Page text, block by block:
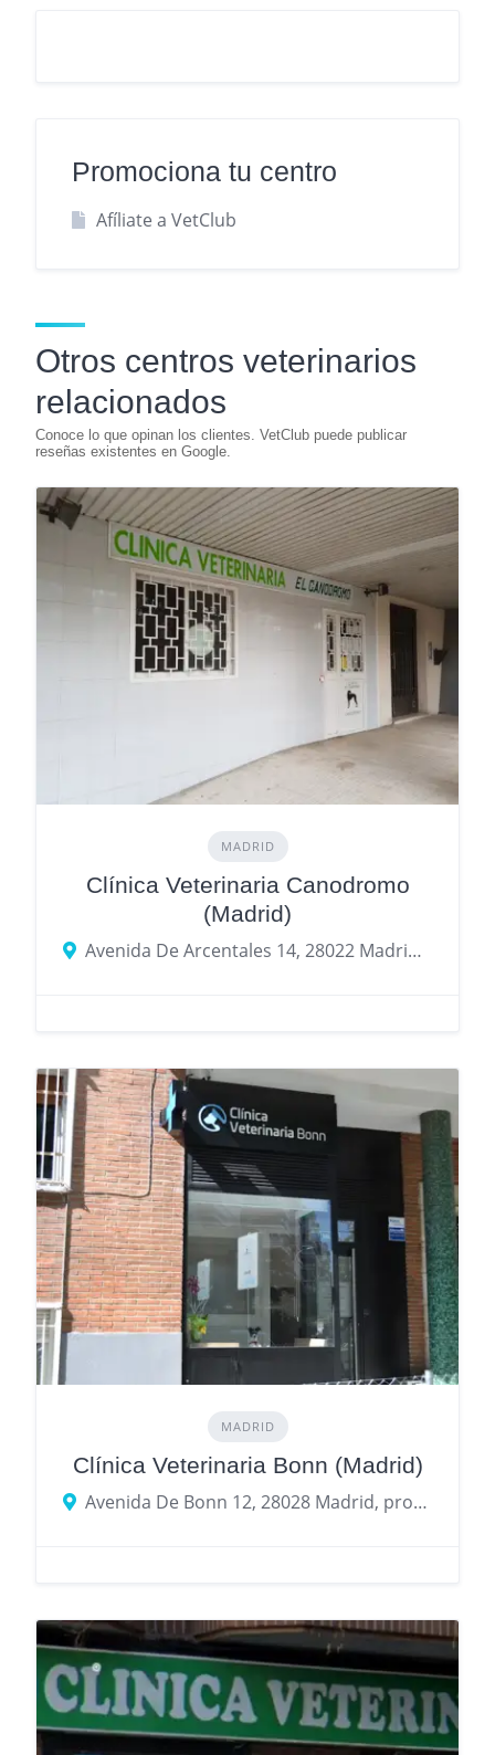
Promociona tu centro
Afíliate a VetClub
Otros centros veterinarios
relacionados
MADRID
Clínica Veterinaria Canodromo
(Madrid)
Avenida De Arcentales 14, 28022 Madrid, provincia de Madrid, España
MADRID
Clínica Veterinaria Bonn (Madrid)
Avenida De Bonn 12, 28028 Madrid, provincia de Madrid, España